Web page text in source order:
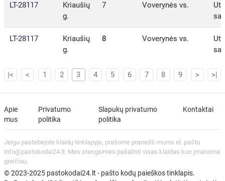
LT-28117
Kriaušių
g.
7 Voverynės vs.
LT-28117
Kriaušių
g.
8 Voverynės vs.
|< < 1 2 3 4 5 6 7 8 9 > >|
Apie
mus
Privatumo
politika
Slapukų privatumo
politika
Kontaktai
Jeigu pastebėjote klaidų tinklapyje, prašome pranešti mums el. paštu
info@pastokodai24.lt. Mes stengsimės pašalinti visas klaidas kuo įmanoma
greičiau.
© 2023-2025 pastokodai24.lt - pašto kodų paieškos tinklapis.